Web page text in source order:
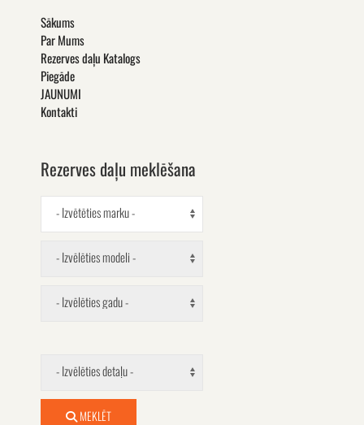
Sākums
Par Mums
Rezerves daļu Katalogs
Piegāde
JAUNUMI
Kontakti
Rezerves daļu meklēšana
- Izvētēties marku -
- Izvēlēties modeli -
- Izvēlēties gadu -
- Izvēlēties detaļu -
MEKLĒT